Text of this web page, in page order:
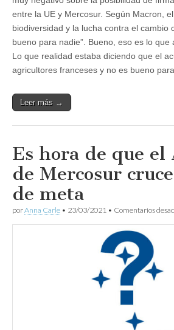
entre la UE y Mercosur. Según Macron,
biodiversidad y la lucha contra el cambio
bueno para nadie”. Bueno, eso es lo que
Lo que realidad estaba diciendo que el
agricultores franceses y no es bueno
Leer más →
Es hora de que el
de Mercosur
de meta
porAnna Carle • 23/03/2021 • Comentarios